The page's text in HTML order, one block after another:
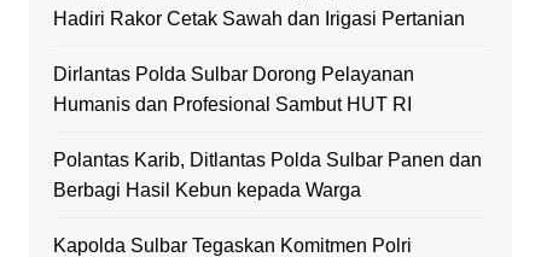
Hadiri Rakor Cetak Sawah dan Irigasi Pertanian
Dirlantas Polda Sulbar Dorong Pelayanan
Humanis dan Profesional Sambut HUT RI
Polantas Karib, Ditlantas Polda Sulbar Panen dan
Berbagi Hasil Kebun kepada Warga
Kapolda Sulbar Tegaskan Komitmen Polri